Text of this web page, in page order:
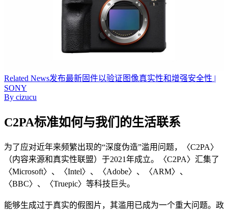
Related News发布最新固件以验证图像真实性和增强安全性 |
SONY
By cizucu
C2PA标准如何与我们的生活联系
为了应对近年来频繁出现的“深度伪造”滥用问题，〈C2PA〉
（内容来源和真实性联盟）于2021年成立。〈C2PA〉汇集了
〈Microsoft〉、〈Intel〉、〈Adobe〉、〈ARM〉、
〈BBC〉、〈Truepic〉等科技巨头。
能够生成过于真实的假图片，其滥用已成为一个重大问题。政